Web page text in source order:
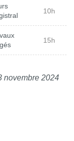
10h
15h
novembre 2024